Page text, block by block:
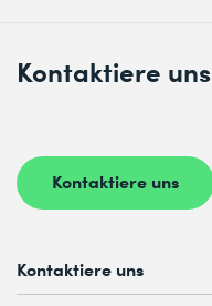
Kontaktiere uns
Kontaktiere uns
Kontaktiere uns